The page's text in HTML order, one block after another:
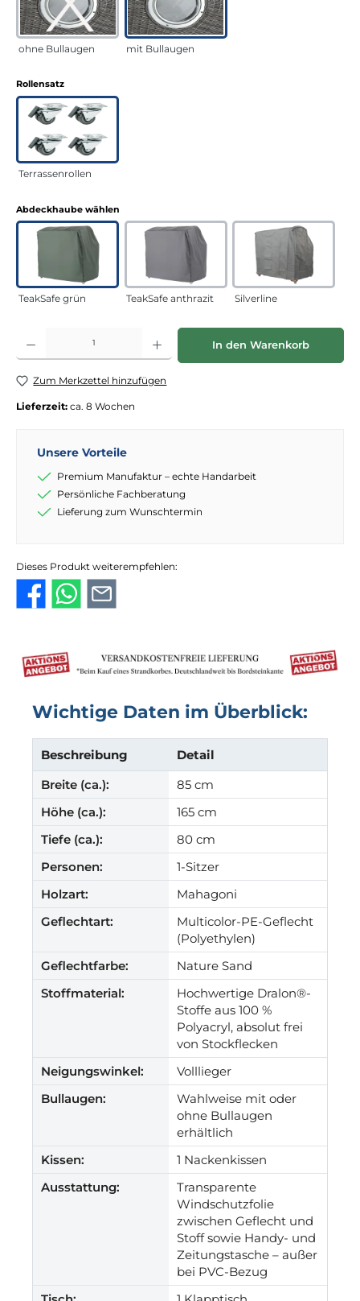
ohne Bullaugen mit Bullaugen
Rollensatzauswählen
Terrassenrollen
Abdeckhaube wählen
TeakSafe grün TeakSafe anthrazit Silverline
Produkt Anzahl: Gib den gewünschten Wert ein oder benutze die
In den Warenkorb
Zum Merkzettel hinzufügen
Lieferzeit: ca. 8 Wochen
Unsere Vorteile
Premium Manufaktur – echte Handarbeit
Persönliche Fachberatung
Lieferung zum Wunschtermin
Dieses Produkt weiterempfehlen:
Wichtige Daten im Überblick:
Beschreibung
Detail
Breite (ca.):
85 cm
Höhe (ca.):
165 cm
Tiefe (ca.):
80 cm
Personen:
1-Sitzer
Holzart:
Mahagoni
Geflechtart:
Multicolor-PE-Geflecht
(Polyethylen)
Geflechtfarbe:
Nature Sand
Stoffmaterial:
Hochwertige Dralon®-
Stoffe aus 100 %
Polyacryl, absolut frei
von Stockflecken
Neigungswinkel:
Volllieger
Bullaugen:
Wahlweise mit oder
ohne Bullaugen
erhältlich
Kissen:
1 Nackenkissen
Ausstattung:
Transparente
Windschutzfolie
zwischen Geflecht und
Stoff sowie Handy- und
Zeitungstasche – außer
bei PVC-Bezug